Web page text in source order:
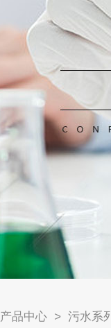
产品中心 > 污水系